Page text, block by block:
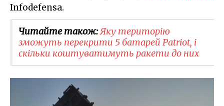
Infodefensa.
Читайте також:Яку територію
зможуть перекрити 5 батарей Patriot, і
скільки коштуватимуть ракети до них